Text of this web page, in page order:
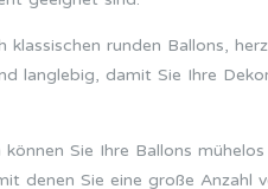
runden Ballons,
langlebig, damit Sie Ihre
Sie Ihre Ballons mühelos
denen Sie eine große Anzahl